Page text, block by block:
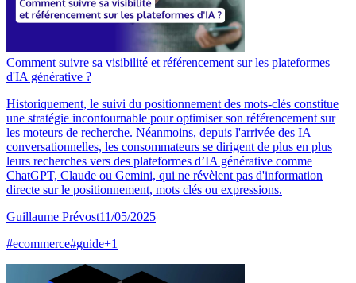
Comment suivre sa visibilité et référencement sur les plateformes
d'IA générative ?
Historiquement, le suivi du positionnement des mots-clés constitue
une stratégie incontournable pour optimiser son référencement sur
les moteurs de recherche. Néanmoins, depuis l'arrivée des IA
conversationnelles, les consommateurs se dirigent de plus en plus
leurs recherches vers des plateformes d’IA générative comme
ChatGPT, Claude ou Gemini, qui ne révèlent pas d'information
directe sur le positionnement, mots clés ou expressions.
Guillaume Prévost11/05/2025
#ecommerce#guide+1